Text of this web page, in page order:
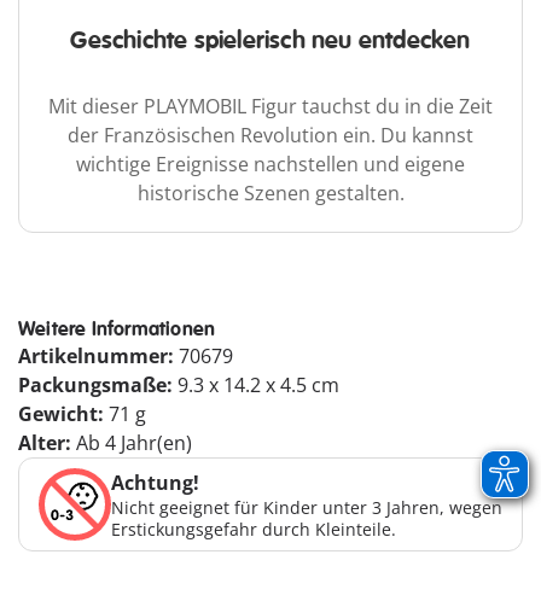
Geschichte spielerisch neu entdecken
Mit dieser PLAYMOBIL Figur tauchst du in die Zeit
der Französischen Revolution ein. Du kannst
wichtige Ereignisse nachstellen und eigene
historische Szenen gestalten.
Weitere Informationen
Artikelnummer: 70679
Packungsmaße: 9.3 x 14.2 x 4.5 cm
Gewicht: 71 g
Alter: Ab 4 Jahr(en)
Achtung!
Nicht geeignet für Kinder unter 3 Jahren, wegen
Erstickungsgefahr durch Kleinteile.